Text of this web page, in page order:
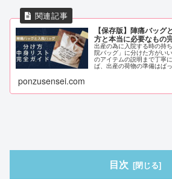
【保存版】陣痛バッ
方と本当に必要なもの
出産の為に入院する時の持
院バッグ」に分けた方がい
のアイテムの説明まで丁寧
ば、出産の荷物の準備はばっ
ponzusensei.com
目次